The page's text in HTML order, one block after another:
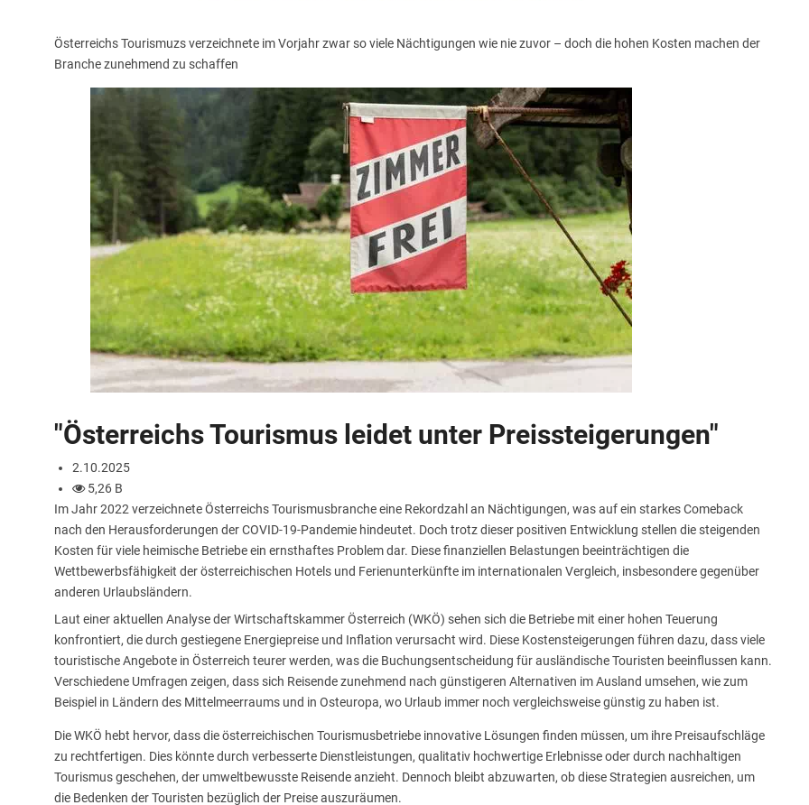
Österreichs Tourismuzs verzeichnete im Vorjahr zwar so viele Nächtigungen wie nie zuvor – doch die hohen Kosten machen der
Branche zunehmend zu schaffen
"Österreichs Tourismus leidet unter Preissteigerungen"
2.10.2025
5,26 B
Im Jahr 2022 verzeichnete Österreichs Tourismusbranche eine Rekordzahl an Nächtigungen, was auf ein starkes Comeback
nach den Herausforderungen der COVID-19-Pandemie hindeutet. Doch trotz dieser positiven Entwicklung stellen die steigenden
Kosten für viele heimische Betriebe ein ernsthaftes Problem dar. Diese finanziellen Belastungen beeinträchtigen die
Wettbewerbsfähigkeit der österreichischen Hotels und Ferienunterkünfte im internationalen Vergleich, insbesondere gegenüber
anderen Urlaubsländern.
Laut einer aktuellen Analyse der Wirtschaftskammer Österreich (WKÖ) sehen sich die Betriebe mit einer hohen Teuerung
konfrontiert, die durch gestiegene Energiepreise und Inflation verursacht wird. Diese Kostensteigerungen führen dazu, dass viele
touristische Angebote in Österreich teurer werden, was die Buchungsentscheidung für ausländische Touristen beeinflussen kann.
Verschiedene Umfragen zeigen, dass sich Reisende zunehmend nach günstigeren Alternativen im Ausland umsehen, wie zum
Beispiel in Ländern des Mittelmeerraums und in Osteuropa, wo Urlaub immer noch vergleichsweise günstig zu haben ist.
Die WKÖ hebt hervor, dass die österreichischen Tourismusbetriebe innovative Lösungen finden müssen, um ihre Preisaufschläge
zu rechtfertigen. Dies könnte durch verbesserte Dienstleistungen, qualitativ hochwertige Erlebnisse oder durch nachhaltigen
Tourismus geschehen, der umweltbewusste Reisende anzieht. Dennoch bleibt abzuwarten, ob diese Strategien ausreichen, um
die Bedenken der Touristen bezüglich der Preise auszuräumen.